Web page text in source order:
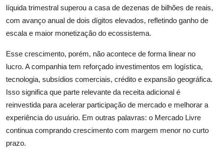
líquida trimestral superou a casa de dezenas de bilhões de reais,
com avanço anual de dois dígitos elevados, refletindo ganho de
escala e maior monetização do ecossistema.
Esse crescimento, porém, não acontece de forma linear no
lucro. A companhia tem reforçado investimentos em logística,
tecnologia, subsídios comerciais, crédito e expansão geográfica.
Isso significa que parte relevante da receita adicional é
reinvestida para acelerar participação de mercado e melhorar a
experiência do usuário. Em outras palavras: o Mercado Livre
continua comprando crescimento com margem menor no curto
prazo.